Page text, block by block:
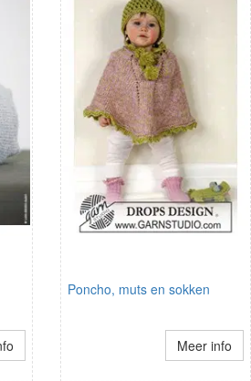
Poncho, muts en sokken
Meer info